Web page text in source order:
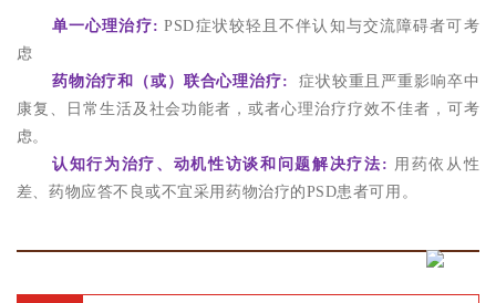
单一心理治疗:PSD症状较轻且不伴认知与交流障碍者可考
虑
药物治疗和（或）联合心理治疗:
症状较重且严重影响卒中
康复、日常生活及社会功能者，或者心理治疗疗效不佳者，可考
虑。
认知行为治疗、动机性访谈和问题解决疗法: 用药依从性
差、药物应答不良或不宜采用药物治疗的PSD患者可用。